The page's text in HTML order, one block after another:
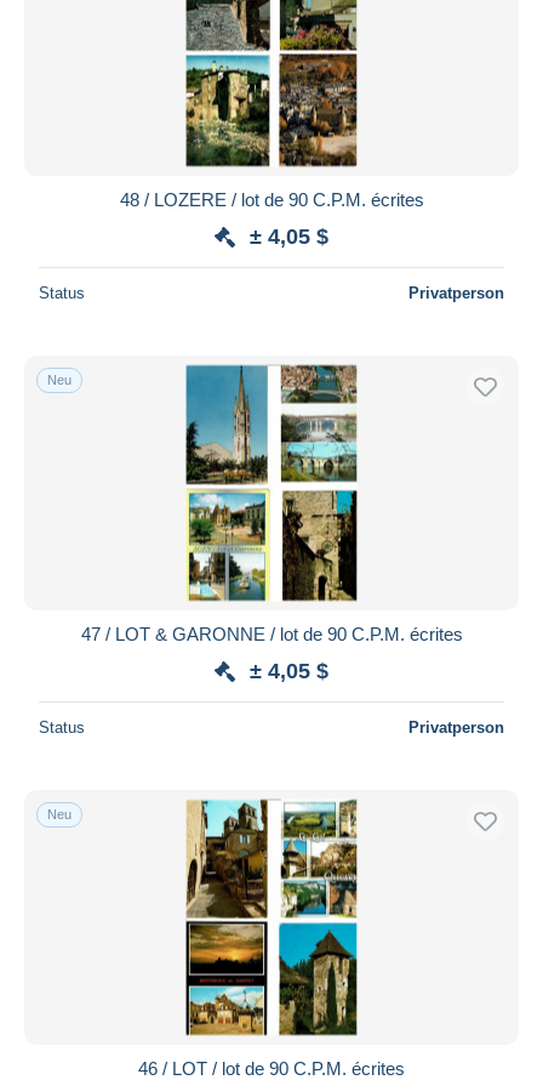
48 / LOZERE / lot de 90 C.P.M. écrites
± 4,05 $
Status Privatperson
Neu
47 / LOT & GARONNE / lot de 90 C.P.M. écrites
± 4,05 $
Status Privatperson
Neu
46 / LOT / lot de 90 C.P.M. écrites